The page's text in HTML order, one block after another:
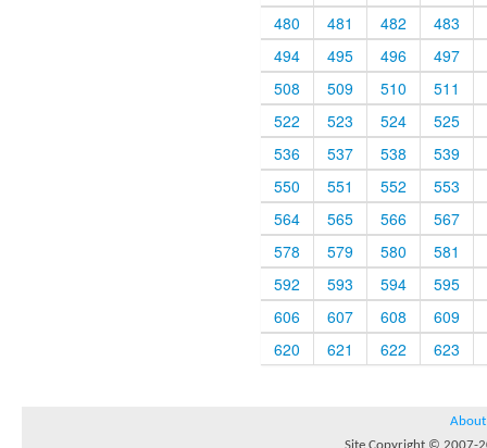
480
481 482
483
494
495 496
497
508
509 510
511
522
523 524
525
536
537 538
539
550
551 552
553
564
565 566
567
578
579 580
581
592
593 594
595
606
607 608
609
620
621 622 623
About